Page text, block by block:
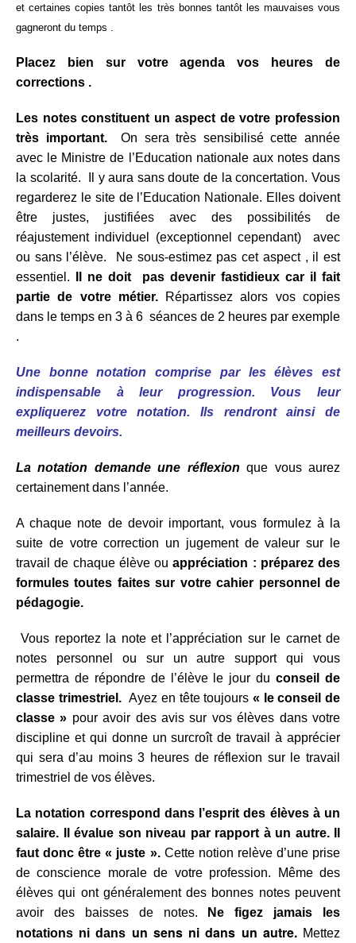
et certaines copies tantôt les très bonnes tantôt les mauvaises vous
gagneront du temps .
Placez bien sur votre agenda vos heures de
corrections .
Les notes constituent un aspect de votre profession
très important.On sera très sensibilisé cette année
avec le Ministre de l’Education nationale aux notes dans
la scolarité. Il y aura sans doute de la concertation. Vous
regarderez le site de l’Education Nationale. Elles doivent
être justes, justifiées avec des possibilités de
réajustement individuel (exceptionnel cependant) avec
ou sans l’élève. Ne sous-estimez pas cet aspect , il est
essentiel. Il ne doit pas devenir fastidieux car il fait
partie de votre métier.
Répartissez alors vos copies
dans le temps en 3 à 6 séances de 2 heures par exemple
.
Une bonne notation comprise par les élèves est
indispensable à leur progression.
Vous leur
expliquerez votre notation. Ils rendront ainsi de
meilleurs devoirs.
La notation demande une réflexion que vous aurez
certainement dans l’année.
A chaque note de devoir important, vous formulez à la
suite de votre correction un jugement de valeur sur le
travail de chaque élève ouappréciation : préparez des
formules toutes faites sur votre cahier personnel de
pédagogie.
Vous reportez la note et l’appréciation sur le carnet de
notes personnel ou sur un autre support qui vous
permettra de répondre de l’élève le jour duconseil de
classe trimestriel. Ayez en tête toujours « le conseil de
classe » pour avoir des avis sur vos élèves dans votre
discipline et qui donne un surcroît de travail à apprécier
qui sera d’au moins 3 heures de réflexion sur le travail
trimestriel de vos élèves.
La notation correspond dans l’esprit des élèves à un
salaire.
Il évalue son niveau par rapport à un autre. Il
faut donc être « juste ». Cette notion relève d’une prise
de conscience morale de votre profession. Même des
élèves qui ont généralement des bonnes notes peuvent
avoir des baisses de notes.
Ne figez jamais les
notations nidans un sens ni dans un autre.Mettez